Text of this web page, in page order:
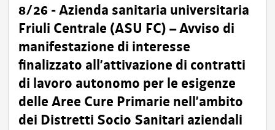
8/26 - Azienda sanitaria universitaria
Friuli Centrale (ASU FC) – Avviso di
manifestazione di interesse
finalizzato all’attivazione di contratti
di lavoro autonomo per le esigenze
delle Aree Cure Primarie nell’ambito
dei Distretti Socio Sanitari aziendali